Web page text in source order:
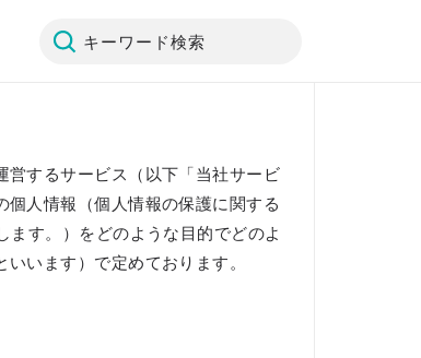
キーワード検索
するサービス（以下「当社サービ
人情報（個人情報の保護に関する
す。）をどのような目的でどのよ
います）で定めております。